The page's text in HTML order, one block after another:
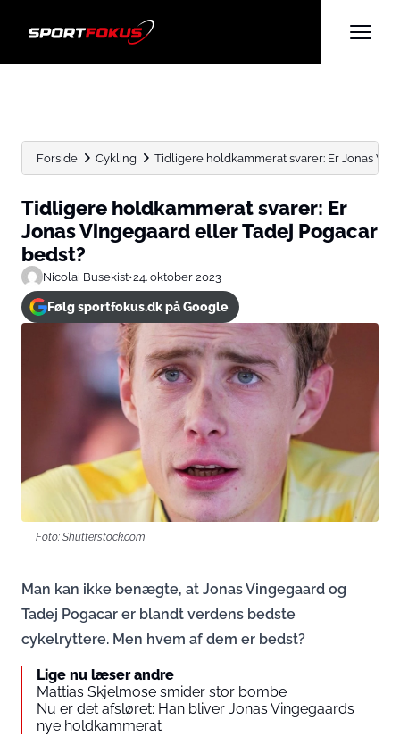
Forside Cykling Tidligere holdkammerat svarer: Er Jonas
Tidligere holdkammerat svarer: Er
Jonas Vingegaard eller Tadej Pogacar
bedst?
Nicolai Busekist•24. oktober 2023
Følg sportfokus.dk på Google
Foto: Shutterstock.com
Man kan ikke benægte, at Jonas Vingegaard og
Tadej Pogacar er blandt verdens bedste
cykelryttere. Men hvem af dem er bedst?
Lige nu læser andre
Mattias Skjelmose smider stor bombe
Nu er det afsløret: Han bliver Jonas Vingegaards
nye holdkammerat